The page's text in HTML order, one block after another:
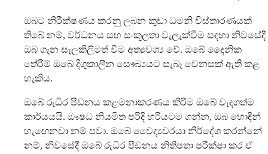
ඔබට නිරීක්ෂණය කරනු ලබන කුඩා ධමනි විස්තාරණයක්
තිබේ නම්, වර්ධනය සහ සංකූලතා වැලැක්වීම සඳහා නිවසේදී
ඔබ ගැන සැලකිලිමත් වීම අත්‍යවශ්‍ය වේ. ඔබේ දෛනික
තේරීම් ඔබේ දිගුකාලීන සෞඛ්‍යයට සැබෑ වෙනසක් ඇති කළ
හැකිය.
ඔබේ රුධිර පීඩනය කළමනාකරණය කිරීම ඔබේ වැදගත්ම
කාර්යයයි. ඖෂධ නියමිත පරිදි හරියටම ගන්න, ඔබ හොඳින්
හැඟෙනවා නම් පවා. ඔබේ වෛද්‍යවරයා නිර්දේශ කරන්නේ
නම්, නිවසේදී ඔබේ රුධිර පීඩනය නිතිපතා පරීක්ෂා කර ඒ